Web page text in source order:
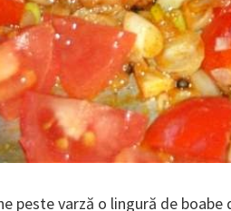
peste varză o lingură de